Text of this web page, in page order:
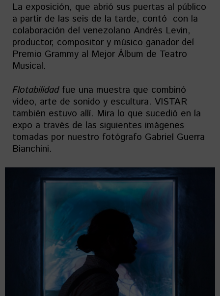
La exposición, que abrió sus puertas al público
a partir de las seis de la tarde, contó con la
colaboración del venezolano Andrés Levin,
productor, compositor y músico ganador del
Premio Grammy al Mejor Álbum de Teatro
Musical.
Flotabilidadfue una muestra que combinó
video, arte de sonido y escultura. VISTAR
también estuvo allí. Mira lo que sucedió en la
expo a través de las siguientes imágenes
tomadas por nuestro fotógrafo Gabriel Guerra
Bianchini.